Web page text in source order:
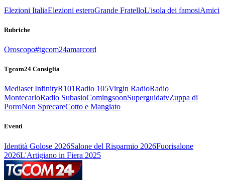
Elezioni ItaliaElezioni esteroGrande FratelloL'isola dei famosiAmici
Rubriche
Oroscopo#tgcom24amarcord
Tgcom24 Consiglia
Mediaset InfinityR101Radio 105Virgin RadioRadio
MontecarloRadio SubasioComingsoonSuperguidatvZuppa di
PorroNon SprecareCotto e Mangiato
Eventi
Identità Golose 2026Salone del Risparmio 2026Fuorisalone
2026L'Artigiano in Fiera 2025